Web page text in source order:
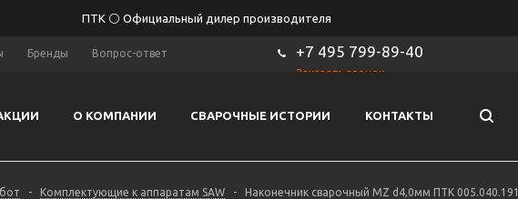
ПТК ⚪ Официальный дилер производителя
Бренды Вопрос-ответ +7 495 799-89-40
Заказать звонок
О КОМПАНИИ СВАРОЧНЫЕ ИСТОРИИ КОНТАКТЫ
- Комплектующие к аппаратам SAW - Наконечник сварочный MZ d4,0мм ПТК 005.040.191